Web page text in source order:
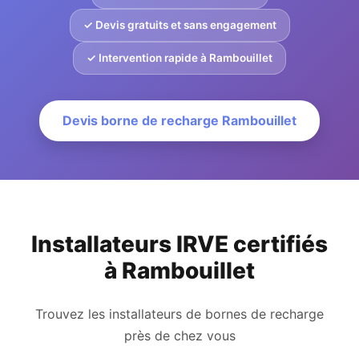
✓ Devis gratuits et sans engagement
✓ Intervention rapide à Rambouillet
Devis borne de recharge Rambouillet
Installateurs IRVE certifiés
à Rambouillet
Trouvez les installateurs de bornes de recharge
près de chez vous